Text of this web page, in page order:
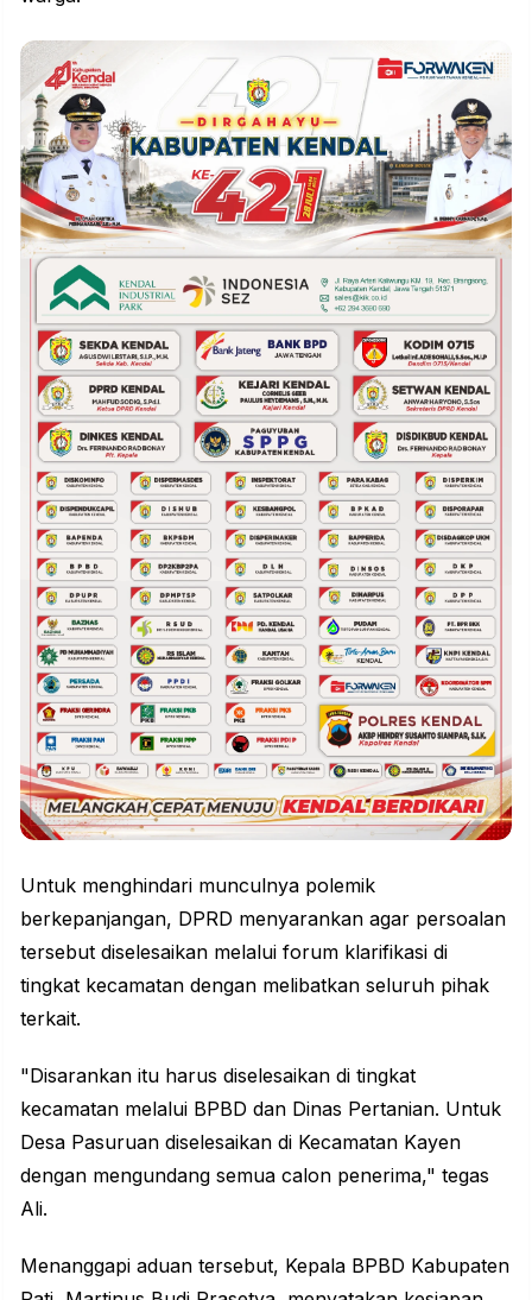
Untuk menghindari munculnya polemik
berkepanjangan, DPRD menyarankan agar persoalan
tersebut diselesaikan melalui forum klarifikasi di
tingkat kecamatan dengan melibatkan seluruh pihak
terkait.
"Disarankan itu harus diselesaikan di tingkat
kecamatan melalui BPBD dan Dinas Pertanian. Untuk
Desa Pasuruan diselesaikan di Kecamatan Kayen
dengan mengundang semua calon penerima," tegas
Ali.
Menanggapi aduan tersebut, Kepala BPBD Kabupaten